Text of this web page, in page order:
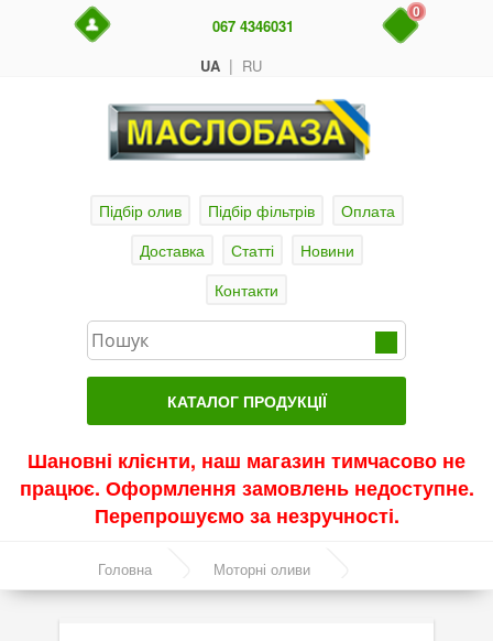
UA | RU
067 4346031
0
Підбір олив Підбір фільтрів
Оплата
Доставка
Статті
Новини
Контакти
КАТАЛОГ ПРОДУКЦІЇ
Актуальні продукти
Акції
Моторні оливи
Шановні клієнти, наш магазин тимчасово не
працює. Оформлення замовлень недоступне.
Перепрошуємо за незручності.
Головна Моторні оливи